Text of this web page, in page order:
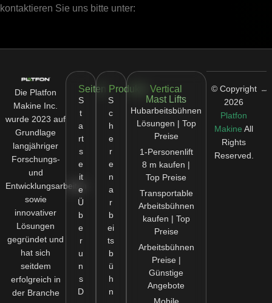
kontaktieren Sie uns bitte unter:
Die Platfon
Makine Inc.
wurde 2023 auf
Grundlage
langjähriger
Forschungs-
und
Entwicklungsarbeiten
sowie
innovativer
Lösungen
gegründet und
hat sich
seitdem
erfolgreich in
der Branche
Seiten
S
t
a
rt
s
e
it
e
Ü
b
e
r
u
n
s
D
Produkte
S
c
h
e
r
e
n
a
r
b
ei
ts
b
ü
h
n
Vertical
Mast Lifts
Hubarbeitsbühnen
Lösungen | Top
Preise
1-Personenlift
8 m kaufen |
Top Preise
Transportable
Arbeitsbühnen
kaufen | Top
Preise
Arbeitsbühnen
Preise |
Günstige
Angebote
© Copyright
2026
Platfon
Makine All
Rights
Reserved.